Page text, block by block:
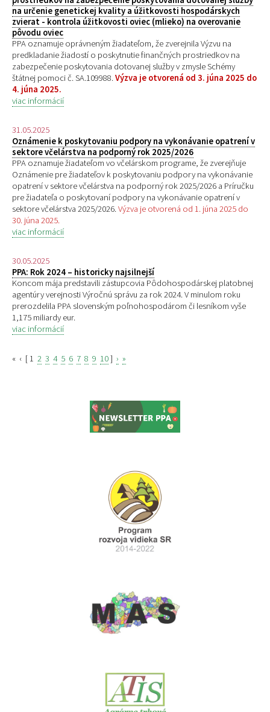
na určenie genetickej kvality a úžitkovosti hospodárskych
zvierat - kontrola úžitkovosti oviec (mlieko) na overovanie
pôvodu oviec
PPA oznamuje oprávneným žiadateľom, že zverejnila Výzvu na
predkladanie žiadostí o poskytnutie finančných prostriedkov na
zabezpečenie poskytovania dotovanej služby v zmysle Schémy
štátnej pomoci č. SA.109988.Výzva je otvorená od 3. júna 2025 do
4. júna 2025.
viac informácií
31.05.2025
Oznámenie k poskytovaniu podpory na vykonávanie opatrení v
sektore včelárstva na podporný rok 2025/2026
PPA oznamuje žiadateľom vo včelárskom programe, že zverejňuje
Oznámenie pre žiadateľov k poskytovaniu podpory na vykonávanie
opatrení v sektore včelárstva na podporný rok 2025/2026 a Príručku
pre žiadateľa o poskytovaní podpory na vykonávanie opatrení v
sektore včelárstva 2025/2026.Výzva je otvorená od 1. júna 2025 do
30. júna 2025.
viac informácií
30.05.2025
PPA: Rok 2024 – historicky najsilnejší
Koncom mája predstavili zástupcovia Pôdohospodárskej platobnej
agentúry verejnosti Výročnú správu za rok 2024. V minulom roku
prerozdelila PPA slovenským poľnohospodárom či lesníkom vyše
1,175 miliardy eur.
viac informácií
« ‹ [ 1 2 3 4 5 6 7 8 9 10] › »